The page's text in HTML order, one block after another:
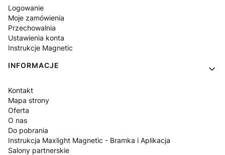
Logowanie
Moje zamówienia
Przechowalnia
Ustawienia konta
Instrukcje Magnetic
INFORMACJE
Kontakt
Mapa strony
Oferta
O nas
Do pobrania
Instrukcja Maxlight Magnetic - Bramka i Aplikacja
Salony partnerskie